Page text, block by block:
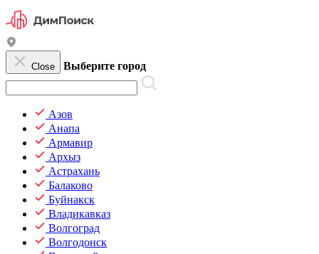
Close Выберите город
Азов
Анапа
Армавир
Архыз
Астрахань
Балаково
Буйнакск
Владикавказ
Волгоград
Волгодонск